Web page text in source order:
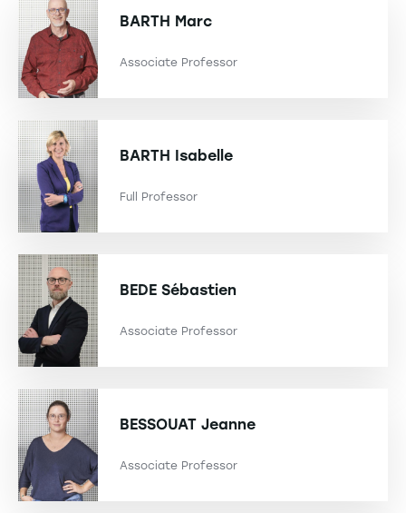
BARTH Marc
Associate Professor
BARTH Isabelle
Full Professor
BEDE Sébastien
Associate Professor
BESSOUAT Jeanne
Associate Professor